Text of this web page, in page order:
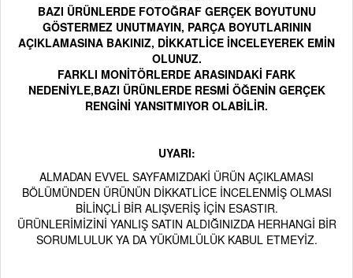
BAZI ÜRÜNLERDE FOTOĞRAF GERÇEK BOYUTUNU
GÖSTERMEZ UNUTMAYIN, PARÇA BOYUTLARININ
AÇIKLAMASINA BAKINIZ, DİKKATLİCE İNCELEYEREK EMİN
OLUNUZ.
FARKLI MONİTÖRLERDE ARASINDAKİ FARK
NEDENİYLE,BAZI ÜRÜNLERDE RESMİ ÖĞENİN GERÇEK
RENGİNİ YANSITMIYOR OLABİLİR.
UYARI:
ALMADAN EVVEL SAYFAMIZDAKİ ÜRÜN AÇIKLAMASI
BÖLÜMÜNDEN ÜRÜNÜN DİKKATLİCE İNCELENMİŞ OLMASI
BİLİNÇLİ BİR ALIŞVERİŞ İÇİN ESASTIR.
ÜRÜNLERİMİZİNİ YANLIŞ SATIN ALDIĞINIZDA HERHANGİ BİR
SORUMLULUK YA DA YÜKÜMLÜLÜK KABUL ETMEYİZ.